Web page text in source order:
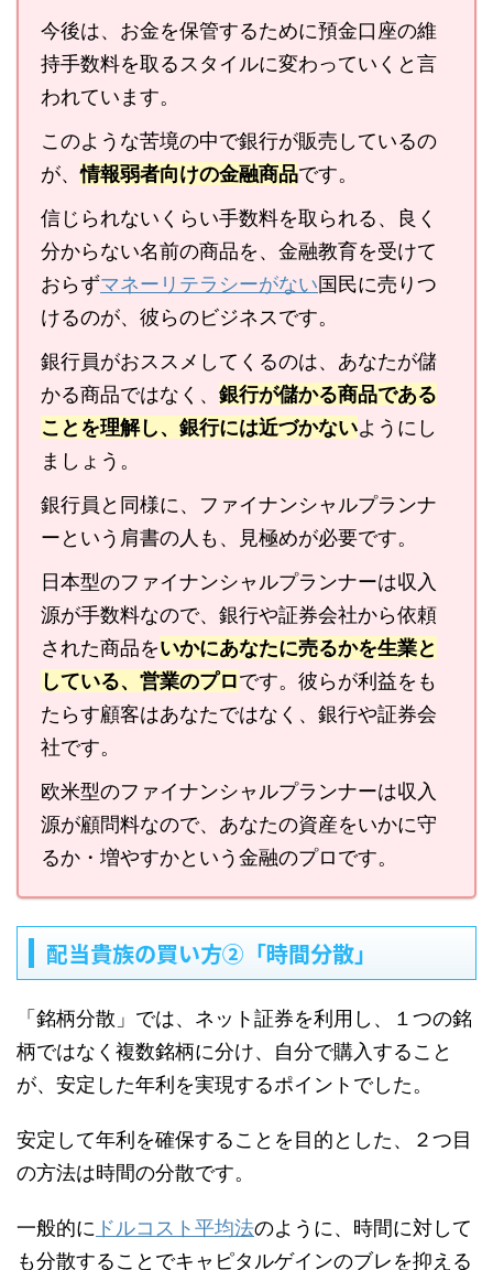
今後は、お金を保管するために預金口座の維
持手数料を取るスタイルに変わっていくと言
われています。
このような苦境の中で銀行が販売しているの
が、情報弱者向けの金融商品です。
信じられないくらい手数料を取られる、良く
分からない名前の商品を、金融教育を受けて
おらずマネーリテラシーがない国民に売りつ
けるのが、彼らのビジネスです。
銀行員がおススメしてくるのは、あなたが儲
かる商品ではなく、 銀行が儲かる商品である
ことを理解し、銀行には近づかないようにし
ましょう。
銀行員と同様に、ファイナンシャルプランナ
ーという肩書の人も、見極めが必要です。
日本型のファイナンシャルプランナーは収入
源が手数料なので、銀行や証券会社から依頼
された商品をいかにあなたに売るかを生業と
している、営業のプロです。彼らが利益をも
たらす顧客はあなたではなく、銀行や証券会
社です。
欧米型のファイナンシャルプランナーは収入
源が顧問料なので、あなたの資産をいかに守
るか・増やすかという金融のプロです。
配当貴族の買い方②「時間分散」
「銘柄分散」では、ネット証券を利用し、１つの銘
柄ではなく複数銘柄に分け、自分で購入すること
が、安定した年利を実現するポイントでした。
安定して年利を確保することを目的とした、２つ目
の方法は時間の分散です。
一般的に ドルコスト平均法のように、時間に対して
も分散することでキャピタルゲインのブレを抑える